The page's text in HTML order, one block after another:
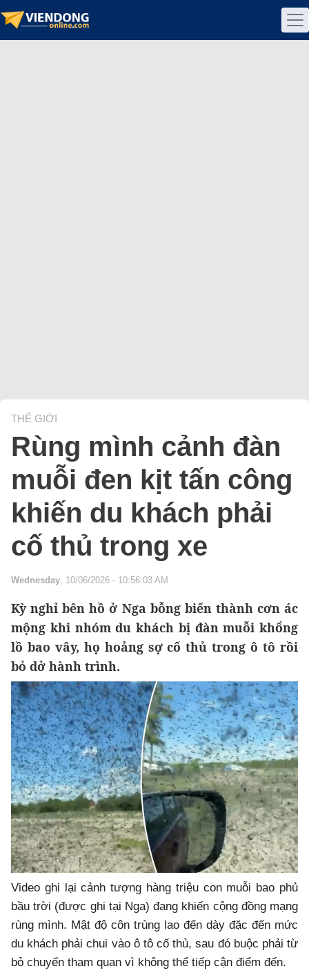
THẾ GIỚI
Rùng mình cảnh đàn
muỗi đen kịt tấn công
khiến du khách phải
cố thủ trong xe
Wednesday, 10/06/2026 - 10:56:03 AM
Kỳ nghỉ bên hồ ở Nga bỗng biến thành cơn ác
mộng khi nhóm du khách bị đàn muỗi khổng
lồ bao vây, họ hoảng sợ cố thủ trong ô tô rồi
bỏ dở hành trình.
Video ghi lại cảnh tượng hàng triệu con muỗi bao phủ
bầu trời (được ghi tại Nga) đang khiến cộng đồng mạng
rùng mình. Mật độ côn trùng lao đến dày đặc đến mức
du khách phải chui vào ô tô cố thủ, sau đó buộc phải từ
bỏ chuyến tham quan vì không thể tiếp cận điểm đến.